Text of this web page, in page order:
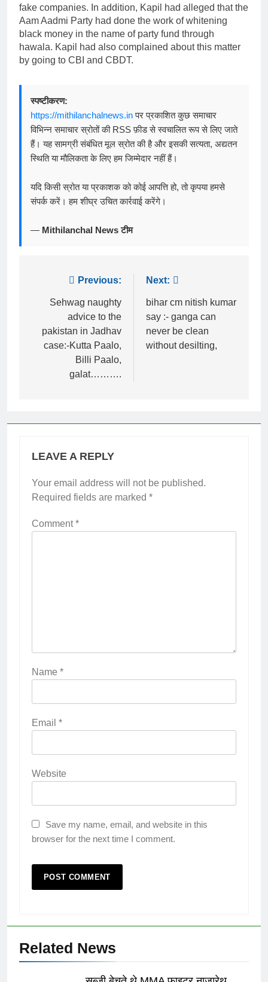
fake companies. In addition, Kapil had alleged that the
Aam Aadmi Party had done the work of whitening
black money in the name of party fund through
hawala. Kapil had also complained about this matter
by going to CBI and CBDT.
स्पष्टीकरण:
https://mithilanchalnews.inपर प्रकाशित कुछ समाचार
विभिन्न समाचार स्रोतों की RSS फ़ीड से स्वचालित रूप से लिए जाते
हैं। यह सामग्री संबंधित मूल स्रोत की है और इसकी सत्यता, अद्यतन
स्थिति या मौलिकता के लिए हम जिम्मेदार नहीं हैं।
यदि किसी स्रोत या प्रकाशक को कोई आपत्ति हो, तो कृपया हमसे
संपर्क करें। हम शीघ्र उचित कार्रवाई करेंगे।
— Mithilanchal News टीम
navigation
Previous:
Sehwag naughty
advice to the
pakistan in Jadhav
case:-Kutta Paalo,
Billi Paalo,
galat……….
Next:
bihar cm nitish kumar
say :- ganga can
never be clean
without desilting,
LEAVE A REPLY
Your email address will not be published.
Required fields are marked *
Comment*
Name *
Email *
Website
Save my name, email, and website in this
browser for the next time I comment.
Related News